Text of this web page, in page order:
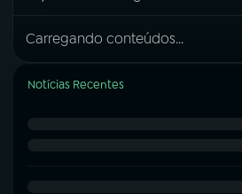
Carregando conteúdos...
Notícias Recentes